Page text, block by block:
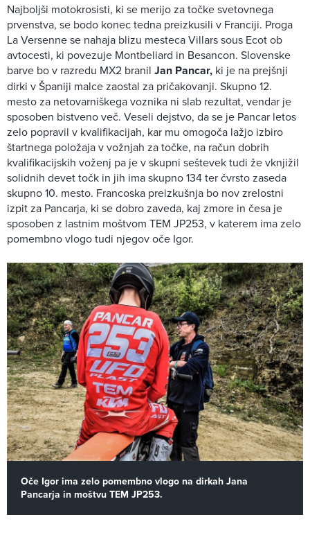
Najboljši motokrosisti, ki se merijo za točke svetovnega
prvenstva, se bodo konec tedna preizkusili v Franciji. Proga
La Versenne se nahaja blizu mesteca Villars sous Ecot ob
avtocesti, ki povezuje Montbeliard in Besancon. Slovenske
barve bo v razredu MX2 branil Jan Pancar, ki je na prejšnji
dirki v Španiji malce zaostal za pričakovanji. Skupno 12.
mesto za netovarniškega voznika ni slab rezultat, vendar je
sposoben bistveno več. Veseli dejstvo, da se je Pancar letos
zelo popravil v kvalifikacijah, kar mu omogoča lažjo izbiro
štartnega položaja v vožnjah za točke, na račun dobrih
kvalifikacijskih voženj pa je v skupni seštevek tudi že vknjižil
solidnih devet točk in jih ima skupno 134 ter čvrsto zaseda
skupno 10. mesto. Francoska preizkušnja bo nov zrelostni
izpit za Pancarja, ki se dobro zaveda, kaj zmore in česa je
sposoben z lastnim moštvom TEM JP253, v katerem ima zelo
pomembno vlogo tudi njegov oče Igor.
Oče Igor ima zelo pomembno vlogo na dirkah Jana
Pancarja in moštvu TEM JP253.